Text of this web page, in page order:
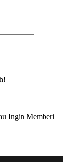
Ingin Memberi